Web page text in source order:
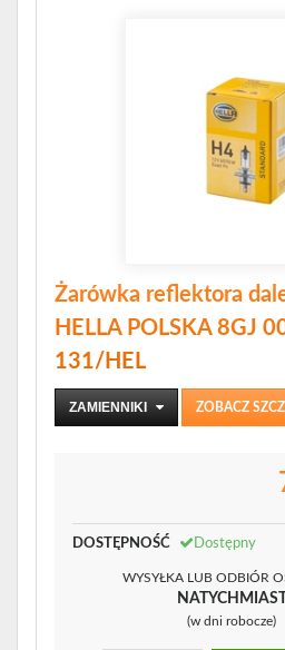
Żarówka reflektora
HELLA POLSKA 8GJ
131/HEL
ZAMIENNIKI ZOBACZ
DOSTĘPNOŚĆ Dostępny
WYSYŁKA LUB ODBIÓR
(w dni robocze)